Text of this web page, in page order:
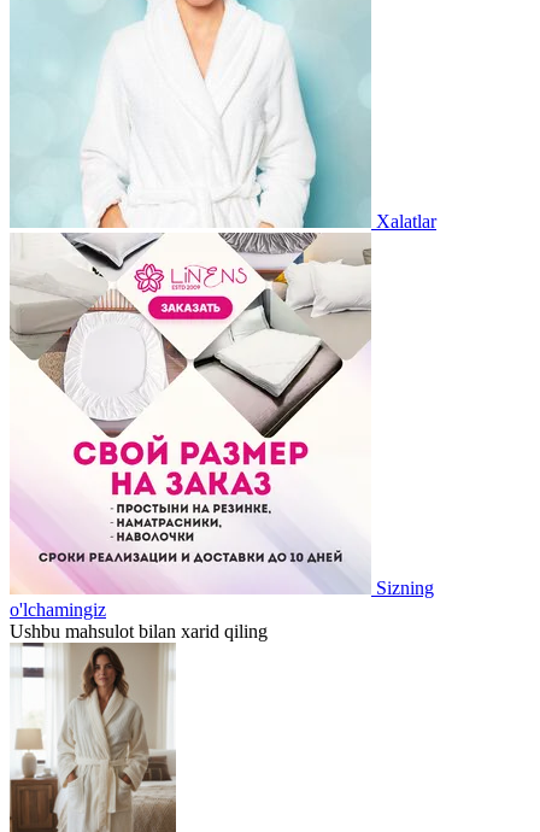
Xalatlar
Sizning
o'lchamingiz
Ushbu mahsulot bilan xarid qiling